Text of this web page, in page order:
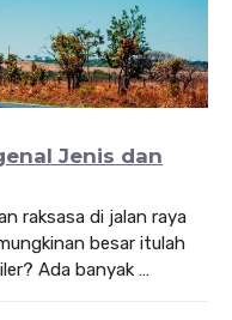
Jenis dan
raksasa di jalan raya
besar itulah
Ada banyak …